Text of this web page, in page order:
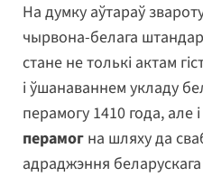
На думку аўтараў
чырвона-белага
стане не толькі актам
і ўшанаваннем укладу
перамогу 1410 года, але і
перамог на шляху да
адраджэння